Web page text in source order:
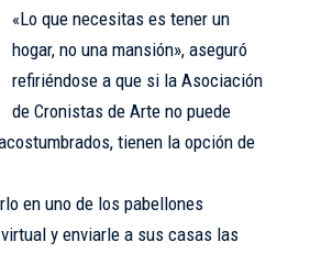
«Lo que necesitas es tener un
hogar, no una mansión», aseguró
refiriéndose a que si la Asociación
de Cronistas de Arte no puede
tienen la opción de
en uno de los pabellones
y enviarle a sus casas las